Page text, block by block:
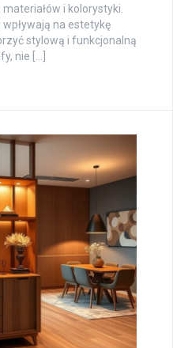
i kolorystyki.
na estetykę
stylową i funkcjonalną
nie […]